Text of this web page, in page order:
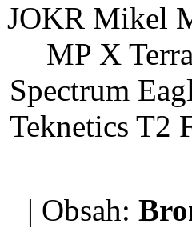
JOKR Mikel
MP X
Spectrum
Teknetics T2
| Obsah: